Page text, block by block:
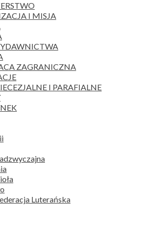
I MISJA
ZAGRANICZNA
I PARAFIALNE
Luterańska